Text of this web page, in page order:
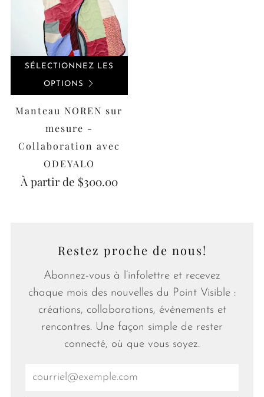
SÉLECTIONNEZ LES
OPTIONS
Manteau NOREN sur
mesure -
Collaboration avec
ODEYALO
À partir de $300.00
Restez proche de nous!
Abonnez-vous à l’infolettre et recevez
chaque mois des nouvelles du Point Visible :
créations, collaborations, événements et
rencontres. Une façon simple de rester
connecté, où que vous soyez.